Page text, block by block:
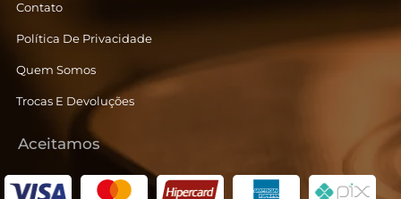
Contato
Política De Privacidade
Quem Somos
Trocas E Devoluções
Aceitamos